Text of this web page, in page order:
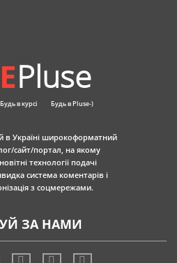
Pluse
Будь в курсі Будь в Pluse-)
в Україні широкоформатний
сайт/портал, на якому
технології подачі
система коментарів і
з соцмережами.
ЗА НАМИ